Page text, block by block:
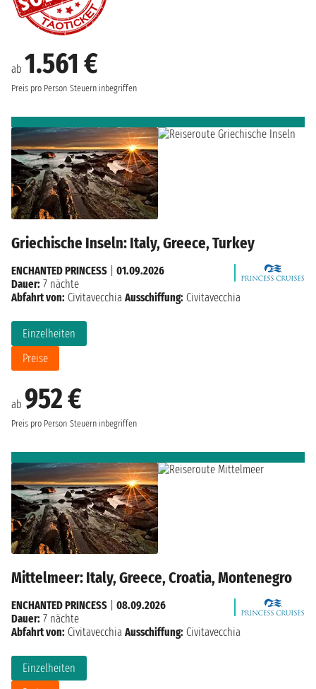
ab 1.561 €
Preis pro Person Steuern inbegriffen
Griechische Inseln: Italy, Greece, Turkey
ab 952 €
Preis pro Person Steuern inbegriffen
Einzelheiten
Preise
ENCHANTED PRINCESS
01.09.2026
Dauer: 7 nächte
Abfahrt von: Civitavecchia Ausschiffung: Civitavecchia
Mittelmeer: Italy, Greece, Croatia, Montenegro
Einzelheiten
ENCHANTED PRINCESS
08.09.2026
Dauer: 7 nächte
Abfahrt von: Civitavecchia Ausschiffung: Civitavecchia